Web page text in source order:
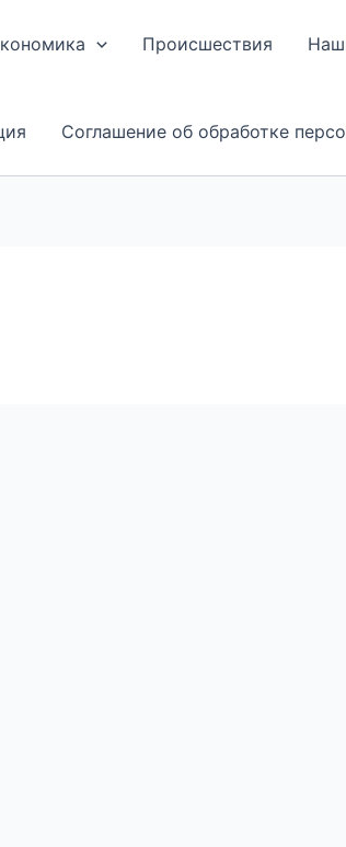
Происшествия
Соглашение об обработке